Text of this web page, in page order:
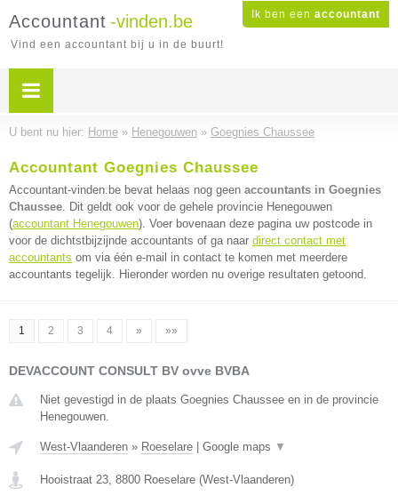
Ik ben een accountant
Accountant -vinden.be
Vind een accountant bij u in de buurt!
U bent nu hier: Home » Henegouwen » Goegnies Chaussee
Accountant Goegnies Chaussee
Accountant-vinden.be bevat helaas nog geen accountants in Goegnies
Chaussee. Dit geldt ook voor de gehele provincie Henegouwen
(accountant Henegouwen). Voer bovenaan deze pagina uw postcode in
voor de dichtstbijzijnde accountants of ga naar direct contact met
accountants om via één e-mail in contact te komen met meerdere
accountants tegelijk. Hieronder worden nu overige resultaten getoond.
1 2 3 4 » »»
DEVACCOUNT CONSULT BV ovve BVBA
Niet gevestigd in de plaats Goegnies Chaussee en in de provincie
Henegouwen.
West-Vlaanderen » Roeselare Google maps ▼
Hooistraat 23, 8800 Roeselare (West-Vlaanderen)